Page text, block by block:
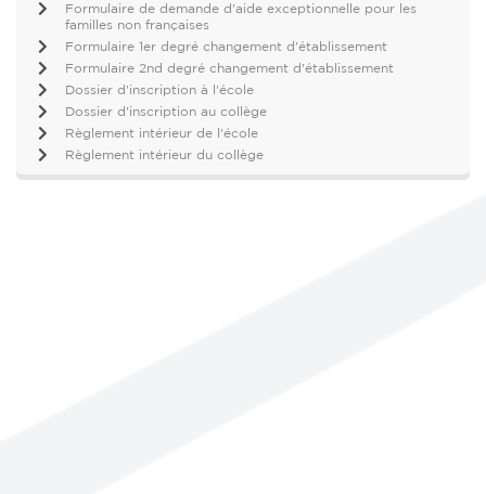
Formulaire de demande d'aide exceptionnelle pour les
familles non françaises
Formulaire 1er degré changement d'établissement
Formulaire 2nd degré changement d'établissement
Dossier d'inscription à l'école
Dossier d'inscription au collège
Règlement intérieur de l'école
Règlement intérieur du collège